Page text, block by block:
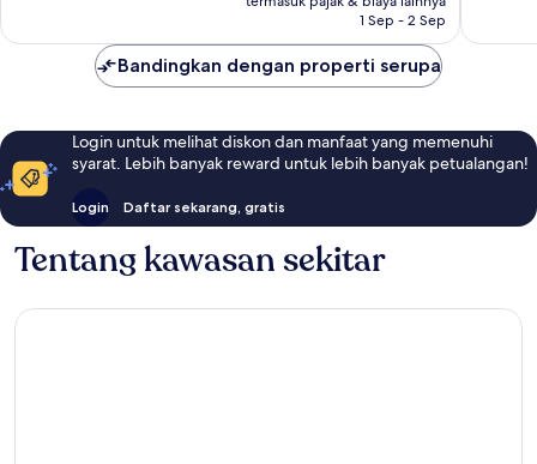
1 Sep - 2 Sep
Bandingkan dengan properti serupa
Login untuk melihat diskon dan manfaat yang memenuhi
syarat. Lebih banyak reward untuk lebih banyak petualangan!
Login Daftar sekarang, gratis
Tentang kawasan sekitar